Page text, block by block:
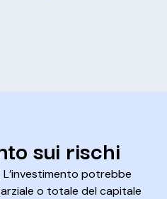
sui rischi
L’investimento potrebbe
o totale del capitale